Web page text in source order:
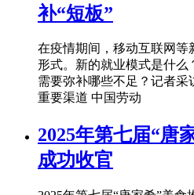
补“短板”
在疫情期间，移动互联网等
形式。新的就业模式是什么
需要弥补哪些不足？记者采
重要渠道 中国劳动
2025年第七届“唐
成功收官